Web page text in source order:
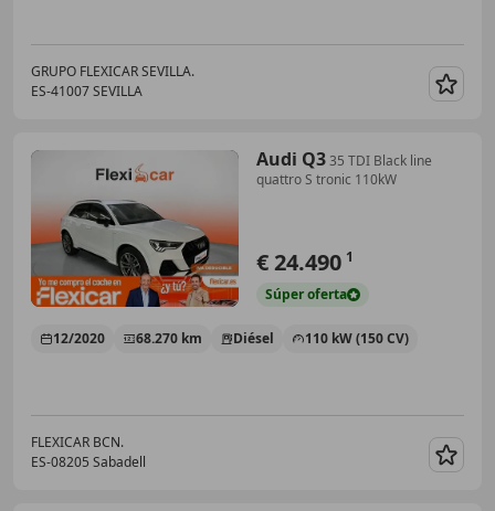
GRUPO FLEXICAR SEVILLA.
ES-41007 SEVILLA
Audi Q335 TDI Black line
quattro S tronic 110kW
€ 24.490 1
Súperoferta
12/2020 68.270 km Diésel 110 kW (150 CV)
FLEXICAR BCN.
ES-08205 Sabadell